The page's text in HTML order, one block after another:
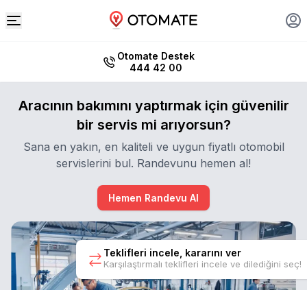
Otomate Destek
444 42 00
Aracının bakımını yaptırmak için güvenilir
bir servis mi arıyorsun?
Sana en yakın, en kaliteli ve uygun fiyatlı otomobil
servislerini bul. Randevunu hemen al!
Hemen Randevu Al
Teklifleri incele, kararını ver
Karşılaştırmalı teklifleri incele ve dilediğini seç!